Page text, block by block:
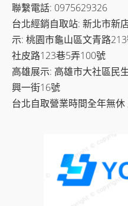
聯繫電話: 0975629326
台北經銷自取站: 新北市新
示: 桃園市龜山區文青路
社皮路123巷5弄100號
高雄展示: 高雄市大社區民
興一街16號
台北自取營業時間全年無